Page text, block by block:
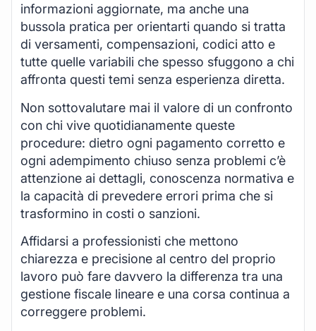
informazioni aggiornate, ma anche una
bussola pratica per orientarti quando si tratta
di versamenti, compensazioni, codici atto e
tutte quelle variabili che spesso sfuggono a chi
affronta questi temi senza esperienza diretta.
Non sottovalutare mai il valore di un confronto
con chi vive quotidianamente queste
procedure: dietro ogni pagamento corretto e
ogni adempimento chiuso senza problemi c’è
attenzione ai dettagli, conoscenza normativa e
la capacità di prevedere errori prima che si
trasformino in costi o sanzioni.
Affidarsi a professionisti che mettono
chiarezza e precisione al centro del proprio
lavoro può fare davvero la differenza tra una
gestione fiscale lineare e una corsa continua a
correggere problemi.